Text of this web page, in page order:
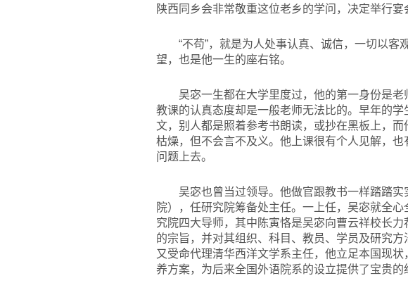
陕西同乡会非常敬重这位老乡的学问，决定举行宴
“不苟”，就是为人处事认真、诚信，一切以
望，也是他一生的座右铭。
吴宓一生都在大学里度过，他的第一身份是
教课的认真态度却是一般老师无法比的。早年的学
文，别人都是照着参考书朗读，或抄在黑板上，
枯燥，但不会言不及义。他上课很有个人见解，
问题上去。
吴宓也曾当过领导。他做官跟教书一样踏踏
院），任研究院筹备处主任。一上任，吴宓就全
究院四大导师，其中陈寅恪是吴宓向曹云祥校长
的宗旨，并对其组织、科目、教员、学员及研究
又受命代理清华西洋文学系主任，他立足本国现
养方案，为后来全国外语院系的设立提供了宝贵的